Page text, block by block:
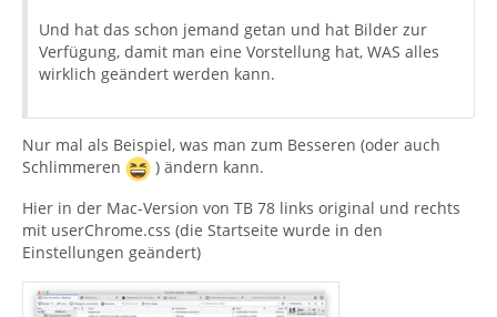
Und hat das schon jemand getan und hat Bilder zur
Verfügung, damit man eine Vorstellung hat, WAS alles
wirklich geändert werden kann.
Nur mal als Beispiel, was man zum Besseren (oder auch
Schlimmeren
) ändern kann.
Hier in der Mac-Version von TB 78 links original und rechts
mit userChrome.css (die Startseite wurde in den
Einstellungen geändert)